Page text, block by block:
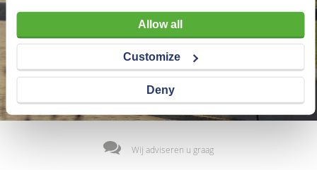
Allow all
Customize
Deny
Wij adviseren u graag